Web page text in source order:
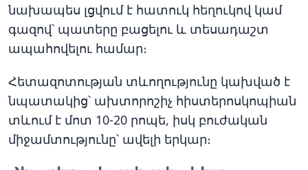
նախապես լցվում է հատուկ հեղուկով կամ
գազով՝ պատերը բացելու և տեսադաշտ
ապահովելու համար։
Հետազոտության տևողությունը կախված է
նպատակից՝ ախտորոշիչ հիստերոսկոպիան
տևում է մոտ 10-20 րոպե, իսկ բուժական
միջամտությունը՝ ավելի երկար։